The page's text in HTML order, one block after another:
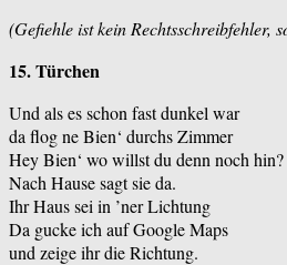
(Gefiehle ist kein Rechtsschreibfehler,
15. Türchen
Und als es schon fast dunkel war
da flog ne Bien‘ durchs Zimmer
Hey Bien‘ wo willst du denn noch hin?
Nach Hause sagt sie da.
Ihr Haus sei in ’ner Lichtung
Da gucke ich auf Google Maps
und zeige ihr die Richtung.